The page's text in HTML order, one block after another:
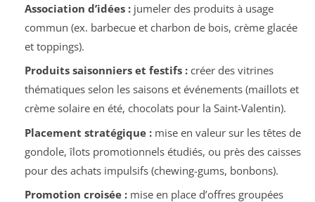
Association d’idées :jumeler des produits à usage
commun (ex. barbecue et charbon de bois, crème glacée
et toppings).
Produits saisonniers et festifs :créer des vitrines
thématiques selon les saisons et événements (maillots et
crème solaire en été, chocolats pour la Saint-Valentin).
Placement stratégique :mise en valeur sur les têtes de
gondole, îlots promotionnels étudiés, ou près des caisses
pour des achats impulsifs (chewing-gums, bonbons).
Promotion croisée :mise en place d’offres groupées